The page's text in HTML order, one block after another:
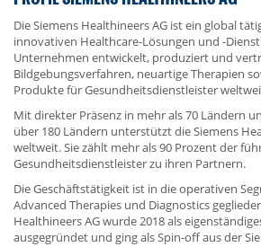
Die Siemens Healthineers AG ist ein global
innovativen Healthcare-Lösungen und -
Unternehmen entwickelt, produziert und
Bildgebungsverfahren, neuartige Therapien
Produkte für Gesundheitsdienstleister
Mit direkter Präsenz in mehr als 70 Ländern
über 180 Ländern unterstützt die Siemens
weltweit. Sie zählt mehr als 90 Prozent der
Gesundheitsdienstleister zu ihren Partnern.
Die Geschäftstätigkeit ist in die operativen
Advanced Therapies und Diagnostics
Healthineers AG wurde 2018 als
ausgegründet und ging als Spin-off aus der